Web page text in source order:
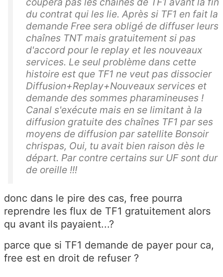
du contrat qui les lie. Après si TF1 en fait la
demande Free sera obligé de diffuser leurs
chaînes TNT mais gratuitement si pas
d'accord pour le replay et les nouveaux
services. Le seul problème dans cette
histoire est que TF1 ne veut pas dissocier
Diffusion+Replay+Nouveaux services et
demande des sommes pharamineuses !
Canal s'exécute mais en se limitant à la
diffusion gratuite des chaînes TF1 par ses
moyens de diffusion par satellite Bonsoir
chrispas, Oui, tu avait bien raison dès le
départ. Par contre certains sur UF sont dur
de oreille !!!
donc dans le pire des cas, free pourra
reprendre les flux de TF1 gratuitement alors
qu avant ils payaient...?
parce que si TF1 demande de payer pour ca,
free est en droit de refuser ?